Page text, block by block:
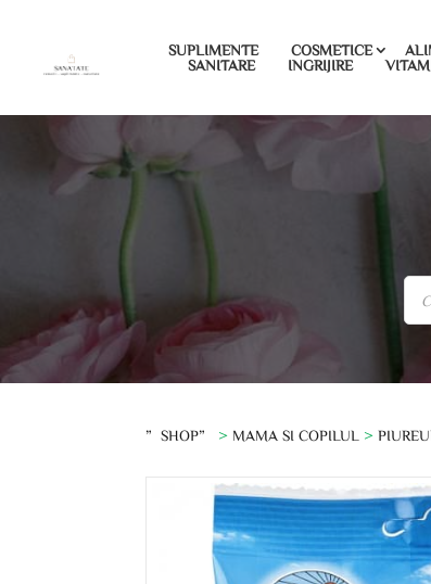
SUPLIMENTE COSMETICE
SANITARE
INGRIJIRE
”SHOP” > MAMA SI COPILUL >